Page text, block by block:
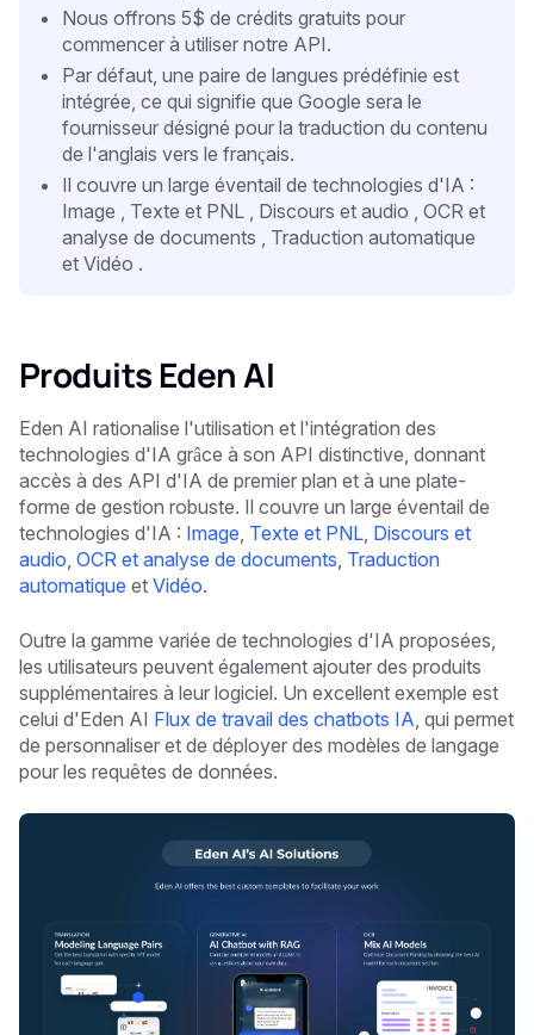
Nous offrons 5$ de crédits gratuits pour
commencer à utiliser notre API.
Par défaut, une paire de langues prédéfinie est
intégrée, ce qui signifie que Google sera le
fournisseur désigné pour la traduction du contenu
de l'anglais vers le français.
Il couvre un large éventail de technologies d'IA :
Image , Texte et PNL , Discours et audio , OCR et
analyse de documents , Traduction automatique
et Vidéo .
Produits Eden AI
Eden AI rationalise l'utilisation et l'intégration des
technologies d'IA grâce à son API distinctive, donnant
accès à des API d'IA de premier plan et à une plate-
forme de gestion robuste. Il couvre un large éventail de
technologies d'IA : Image Texte et PNL Discours et
audio OCR et analyse de documents Traduction
automatique et Vidéo.
Outre la gamme variée de technologies d'IA proposées,
les utilisateurs peuvent également ajouter des produits
supplémentaires à leur logiciel. Un excellent exemple est
celui d'Eden AI Flux de travail des chatbots IA , qui permet
de personnaliser et de déployer des modèles de langage
pour les requêtes de données.